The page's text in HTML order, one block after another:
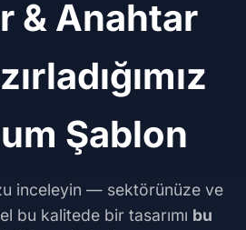
& Anahtar
Şablon
inceleyin — sektörünüze ve
bu kalitede bir tasarımı bu